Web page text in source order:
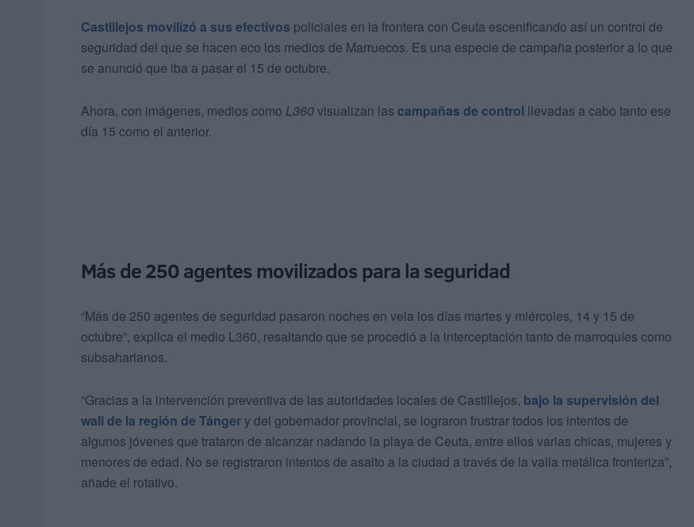
Castillejos movilizó a sus efectivos policiales en la frontera con Ceuta escenificando así un control de
seguridad del que se hacen eco los medios de Marruecos. Es una especie de campaña posterior a lo que
se anunció que iba a pasar el 15 de octubre.
Ahora, con imágenes, medios como L360visualizan las campañas de control llevadas a cabo tanto ese
día 15 como el anterior.
Más de 250 agentes movilizados para la seguridad
“Más de 250 agentes de seguridad pasaron noches en vela los días martes y miércoles, 14 y 15 de
octubre”, explica el medio L360, resaltando que se procedió a la interceptación tanto de marroquíes como
subsaharianos.
“Gracias a la intervención preventiva de las autoridades locales de Castillejos, bajo la supervisión del
wali de la región de Tángery del gobernador provincial, se lograron frustrar todos los intentos de
algunos jóvenes que trataron de alcanzar nadando la playa de Ceuta, entre ellos varias chicas, mujeres y
menores de edad. No se registraron intentos de asalto a la ciudad a través de la valla metálica fronteriza”,
añade el rotativo.